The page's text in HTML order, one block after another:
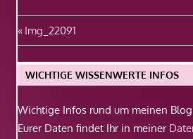
Beitragsnavigation
Vorheriger
Beitrag:
Img_22091
WICHTIGE WISSENWERTE INFOS
Wichtige Infos rund um meinen
Eurer Daten findet Ihr in meiner